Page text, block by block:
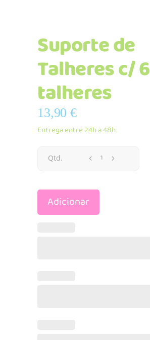
Suporte de
Talheres c/ 6
talheres
13,90€
Entrega entre 24h a 48h.
Suporte
Talheres
Qtd.
Adicionar